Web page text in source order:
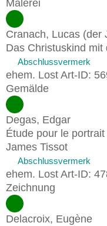
Malerei
Cranach, Lucas (der
Das Christuskind
Abschlussvermerk
ehem. Lost Art-ID:
Gemälde
Degas, Edgar
Étude pour le
James Tissot
Abschlussvermerk
ehem. Lost Art-ID:
Zeichnung
Delacroix, Eugène